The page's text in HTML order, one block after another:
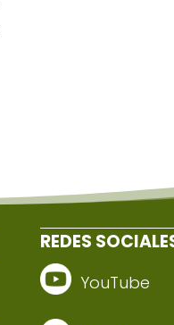
REDES
YouTube